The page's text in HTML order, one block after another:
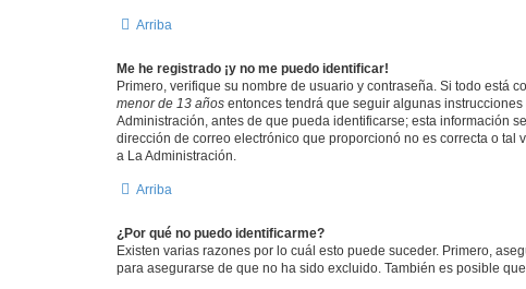
Arriba
Me he registrado ¡y no me puedo identificar!
Primero, verifique su nombre de usuario y contraseña. Si todo está
menor de 13 años entonces tendrá que seguir algunas
Administración, antes de que pueda identificarse; esta información
dirección de correo electrónico que proporcionó no es correcta o
a La Administración.
Arriba
¿Por qué no puedo identificarme?
Existen varias razones por lo cuál esto puede suceder. Primero,
para asegurarse de que no ha sido excluido. También es posible